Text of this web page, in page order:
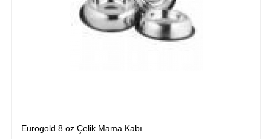
Eurogold 8 oz Çelik Mama Kabı